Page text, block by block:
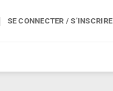
SE CONNECTER / S’INSCRIRE